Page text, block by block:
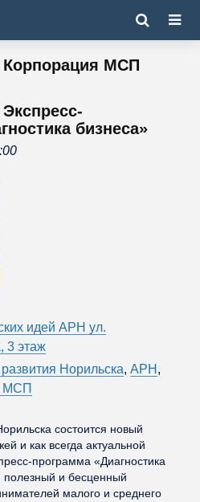
Корпорация МСП
бизнеса»
идей АРН ул.
3 этаж
Норильска, АРН ,
МСП
состоится новый
и как всегда актуальной
программа «Диагностика
полезный и бесценный
малого и среднего